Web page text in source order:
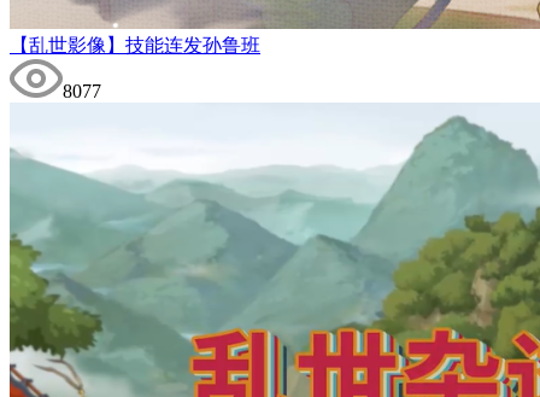
【乱世影像】技能连发孙鲁班
8077